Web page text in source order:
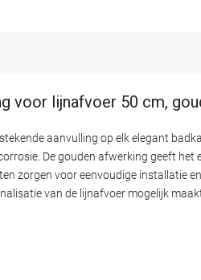
voor lijnafvoer 50 cm,
aanvulling op elk elegant
De gouden afwerking geeft
zorgen voor eenvoudige installatie
van de lijnafvoer mogelijk